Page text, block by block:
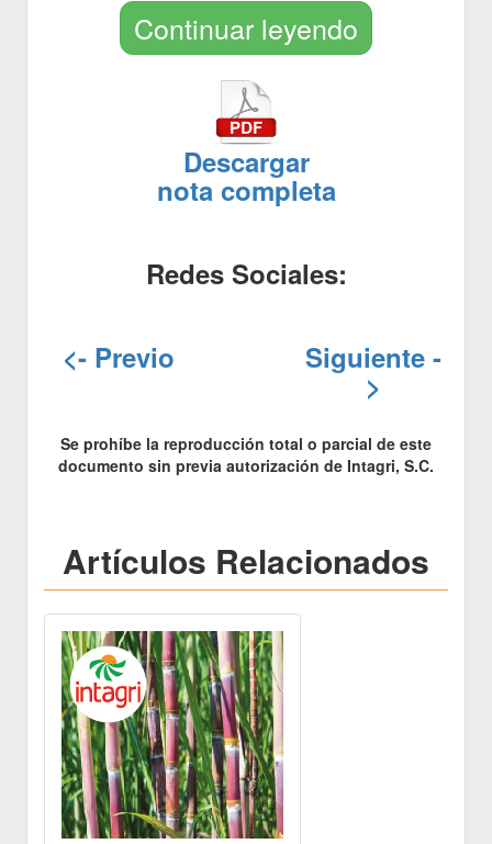
Continuar leyendo
Descargar
nota completa
Redes Sociales:
<- Previo Siguiente -
>
Se prohíbe la reproducción total o parcial de este
documento sin previa autorización de Intagri, S.C.
Artículos Relacionados